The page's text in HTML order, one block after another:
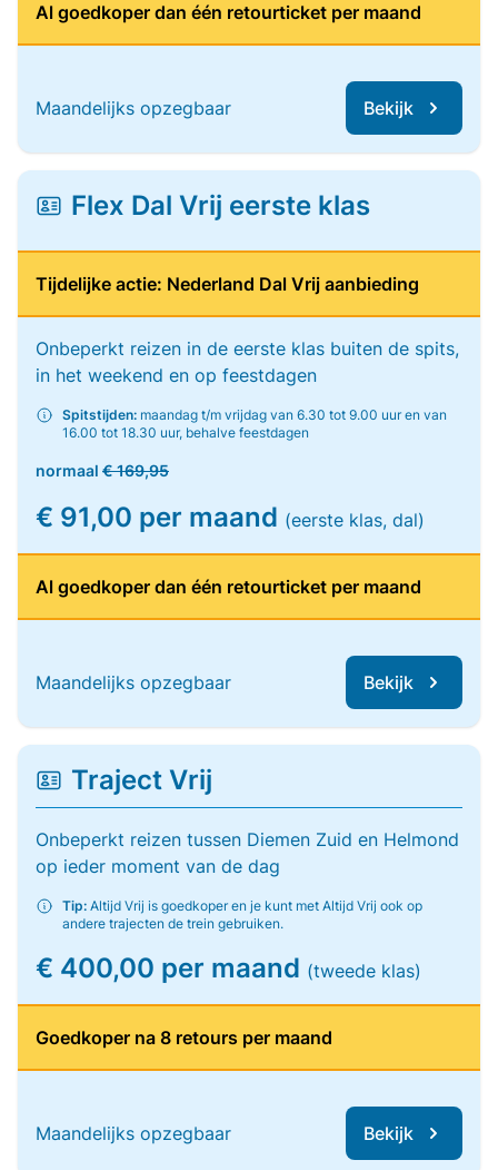
Al goedkoper dan één retourticket per maand
Maandelijks opzegbaar Bekijk
Flex Dal Vrij eerste klas
Tijdelijke actie: Nederland Dal Vrij aanbieding
Onbeperkt reizen in de eerste klas buiten de spits,
in het weekend en op feestdagen
Spitstijden: maandag t/m vrijdag van 6.30 tot 9.00 uur en van
16.00 tot 18.30 uur, behalve feestdagen
normaal € 169,95
€ 91,00 per maand (eerste klas, dal)
Al goedkoper dan één retourticket per maand
Maandelijks opzegbaar Bekijk
Traject Vrij
Onbeperkt reizen tussen Diemen Zuid en Helmond
op ieder moment van de dag
Tip: Altijd Vrij is goedkoper en je kunt met Altijd Vrij ook op
andere trajecten de trein gebruiken.
€ 400,00 per maand (tweede klas)
Goedkoper na 8 retours per maand
Maandelijks opzegbaar Bekijk